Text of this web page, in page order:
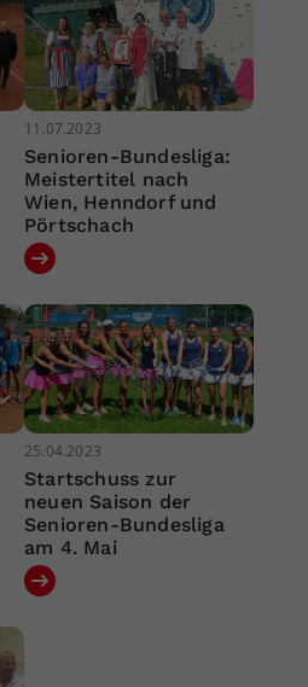
11.07.2023
Senioren-Bundesliga:
Meistertitel nach
Wien, Henndorf und
Pörtschach
25.04.2023
Startschuss zur
neuen Saison der
Senioren-Bundesliga
am 4. Mai